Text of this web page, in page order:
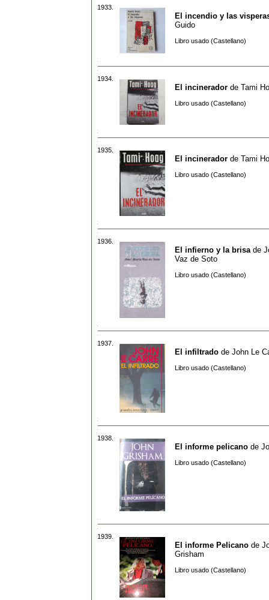
1933.
El incendio y las
Guido
Libro usado (Castellano)
1934.
El incinerador de Tami
Libro usado (Castellano)
1935.
El incinerador de Tami
Libro usado (Castellano)
1936.
El infierno y la brisa de
Vaz de Soto
Libro usado (Castellano)
1937.
El infiltrado de John Le
Libro usado (Castellano)
1938.
El informe pelicano de
Libro usado (Castellano)
1939.
El informe Pelicano de
Grisham
Libro usado (Castellano)